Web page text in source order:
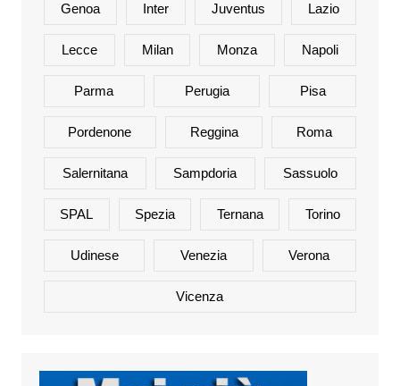
Genoa Inter Juventus Lazio
Lecce Milan Monza Napoli
Parma Perugia Pisa
Pordenone Reggina Roma
Salernitana Sampdoria Sassuolo
SPAL Spezia Ternana Torino
Udinese Venezia Verona
Vicenza